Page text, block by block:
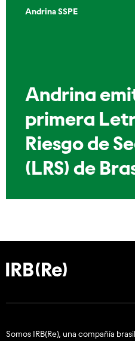
Andrina SSPE
Andrina
primera
Riesgo de
(LRS) de
Somos IRB(Re), una compañía